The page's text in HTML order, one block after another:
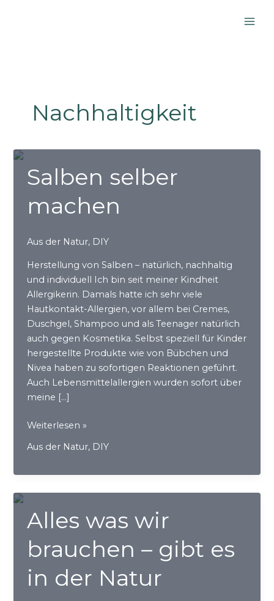
Nachhaltigkeit
Salben selber
machen
Aus der Natur, DIY
Herstellung von Salben – natürlich, nachhaltig
und individuell Ich bin seit meiner Kindheit
Allergikerin. Damals hatte ich sehr viele
Hautkontakt-Allergien, vor allem bei Cremes,
Duschgel, Shampoo und als Teenager natürlich
auch gegen Kosmetika. Selbst speziell für Kinder
hergestellte Produkte wie von Bübchen und
Nivea haben zu sofortigen Reaktionen geführt.
Auch Lebensmittelallergien wurden sofort über
meine […]
Salben
Weiterlesen »
Aus der Natur, DIY
Alles was wir
brauchen – gibt es
in der Natur